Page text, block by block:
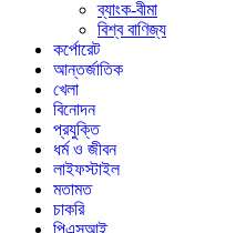
ব্যাংক-বীমা
বিশ্ব বাণিজ্য
কর্পোরেট
আন্তর্জাতিক
খেলা
বিনোদন
প্রযুক্তি
ধর্ম ও জীবন
লাইফস্টাইল
মতামত
চাকরি
পিএসআই